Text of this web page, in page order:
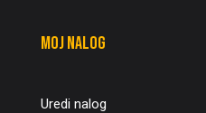
Moj nalog
Uredi nalog